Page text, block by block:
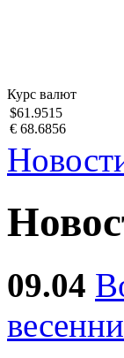
Курс валют
$61.9515
€ 68.6856
09.04